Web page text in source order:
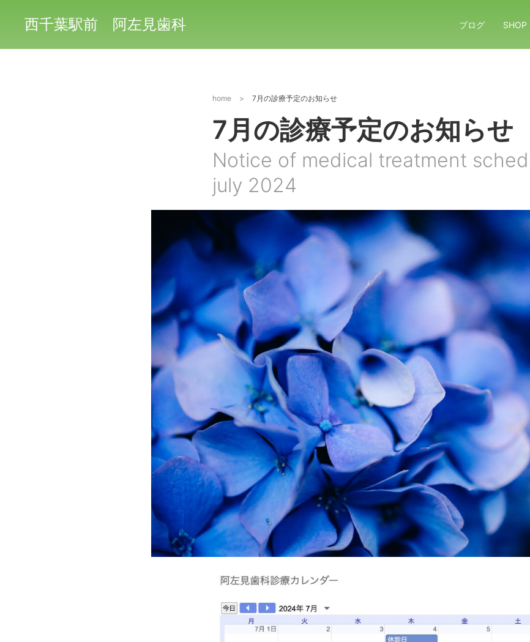
西千葉駅前 阿左見歯科 ブログ SHOP
home > 7月の診療予定のお知らせ
7月の診療予定のお知らせ
Notice of medical treatment
july 2024